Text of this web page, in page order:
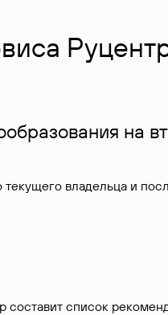
на
текущего владельца и
составит список